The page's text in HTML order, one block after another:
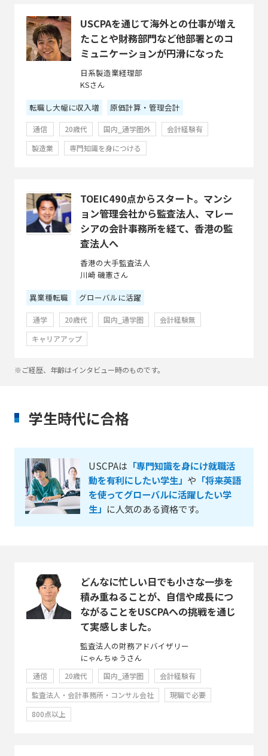
USCPAを通じて海外との仕事が増え
たことや財務部門など他部署とのコ
ミュニケーションが円滑になった
日系製造業経理部
KSさん
転職し大幅に収入増
原価計算・管理会計
通信 20歳代 国内_通学圏外
会計経験有
製造業
専門知識を身につける
TOEIC490点からスタート。マンシ
ョン管理会社から監査法人、マレー
シアの会計事務所を経て、香港の監
査法人へ
香港の大手監査法人
川崎 磯憲さん
異業種転職
グローバルに活躍
通学 20歳代 国内_通学圏
会計経験無
キャリアアップ
※ご経歴、年齢はインタビュー時のものです。
学生時代に合格
USCPAは 「専門知識を身にけ就職活
動を有利にしたい学生」 や 「将来英語
を使ってグローバルに活躍したい学
生」 に人気のある資格です。
どんなに忙しい日でも小さな一歩を
積み重ねることが、自信や成長につ
ながることをUSCPAへの挑戦を通じ
て実感しました。
監査法人の財務アドバイザリー
にゃんちゅうさん
通信 20歳代 国内_通学圏
会計経験有
監査法人・会計事務所・コンサル会社
現職で必要
800点以上